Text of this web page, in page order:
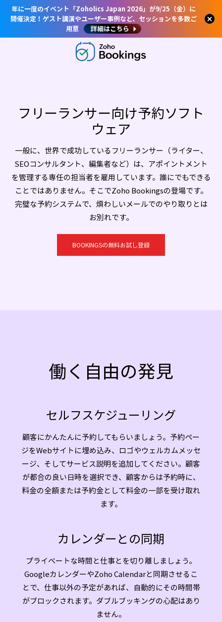
年に一度のイベント「Zoholics Japan 2026」が9/25（金）に
開催決定！ゲスト講演やユーザー事例など、セッションを多数ご
用意
詳細はこちら
フリーランサー向け予約ソフト
ウェア
一般に、世界で成功しているフリーランサー（ライター、
SEOコンサルタント、編集者など）は、アポイントメント
を管理する専任の担当者を雇用しています。誰にでもできる
ことではありません。そこでZoho Bookingsの登場です。
完璧な予約システムで、煩わしいメールでのやり取りとは
お別れです。
BOOKINGSの無料お試し登録
働く自由の発見
セルフスケジューリング
顧客にかんたんに予約してもらいましょう。予約ペー
ジをWebサイトに埋め込み、ロゴやウェルカムメッセ
ージ、そしてサービス説明を追加してください。顧客
が都合の良い日時を選択でき、顧客からは予約時に、
料金の全額または予約金として料金の一部を受け取れ
ます。
カレンダーとの同期
プライベートな時間と仕事とを切り離しましょう。
GoogleカレンダーやZoho Calendarと同期させるこ
とで、仕事以外の予定があれば、自動的にその時間帯
がブロックされます。ダブルブッキングの心配はあり
ません。